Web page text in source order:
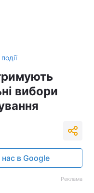
вибори
нас в Google
Реклама